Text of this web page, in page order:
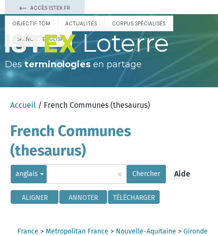
ACCÈS ISTEX.FR
OBJECTIF TDM ACTUALITÉS CORPUS SPÉCIALISÉS
ESPAÑOL ENGLISH Loterre
Des terminologies en partage
Accueil / French Communes (thesaurus)
French Communes
(thesaurus)
anglais × Chercher Aide
ALIGNER ANNOTER TÉLÉCHARGER
France > Metropolitan France > Nouvelle-Aquitaine >Gironde